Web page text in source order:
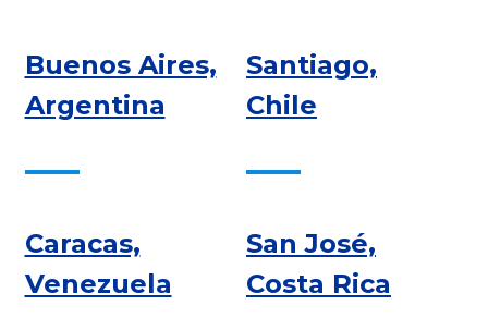
Buenos Aires,
Argentina
Caracas,
Venezuela
Santiago,
Chile
San José,
Costa Rica